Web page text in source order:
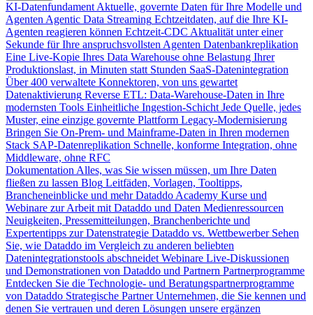
KI-Datenfundament Aktuelle, governte Daten für Ihre Modelle und
Agenten Agentic Data Streaming Echtzeitdaten, auf die Ihre KI-
Agenten reagieren können Echtzeit-CDC Aktualität unter einer
Sekunde für Ihre anspruchsvollsten Agenten Datenbankreplikation
Eine Live-Kopie Ihres Data Warehouse ohne Belastung Ihrer
Produktionslast, in Minuten statt Stunden SaaS-Datenintegration
Über 400 verwaltete Konnektoren, von uns gewartet
Datenaktivierung Reverse ETL: Data-Warehouse-Daten in Ihre
modernsten Tools Einheitliche Ingestion-Schicht Jede Quelle, jedes
Muster, eine einzige governte Plattform Legacy-Modernisierung
Bringen Sie On-Prem- und Mainframe-Daten in Ihren modernen
Stack SAP-Datenreplikation Schnelle, konforme Integration, ohne
Middleware, ohne RFC
Dokumentation Alles, was Sie wissen müssen, um Ihre Daten
fließen zu lassen Blog Leitfäden, Vorlagen, Tooltipps,
Brancheneinblicke und mehr Dataddo Academy Kurse und
Webinare zur Arbeit mit Dataddo und Daten Medienressourcen
Neuigkeiten, Pressemitteilungen, Branchenberichte und
Expertentipps zur Datenstrategie Dataddo vs. Wettbewerber Sehen
Sie, wie Dataddo im Vergleich zu anderen beliebten
Datenintegrationstools abschneidet Webinare Live-Diskussionen
und Demonstrationen von Dataddo und Partnern Partnerprogramme
Entdecken Sie die Technologie- und Beratungspartnerprogramme
von Dataddo Strategische Partner Unternehmen, die Sie kennen und
denen Sie vertrauen und deren Lösungen unsere ergänzen